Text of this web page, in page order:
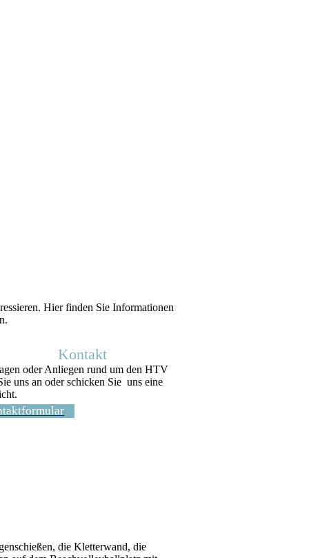
Hier finden Sie Informationen
Kontakt
oder Anliegen rund um den HTV
uns an oder schicken Sie uns eine
die Kletterwand, die